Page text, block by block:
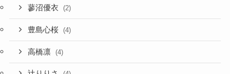
蓼沼優衣 (2)
豊島心桜 (4)
高橋凛 (4)